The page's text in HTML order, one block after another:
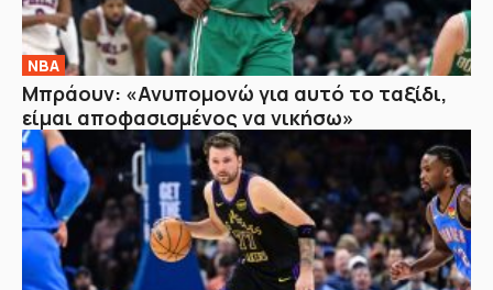
NBA
Μπράουν: «Ανυπομονώ για αυτό το ταξίδι,
είμαι αποφασισμένος να νικήσω»